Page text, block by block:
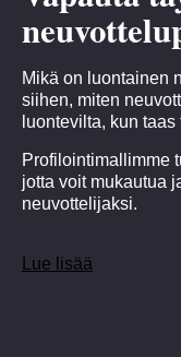
Mikä on luontainen
siihen, miten
luontevilta, kun
Profilointimallimme
jotta voit mukautua
neuvottelijaksi.
Lue lisää